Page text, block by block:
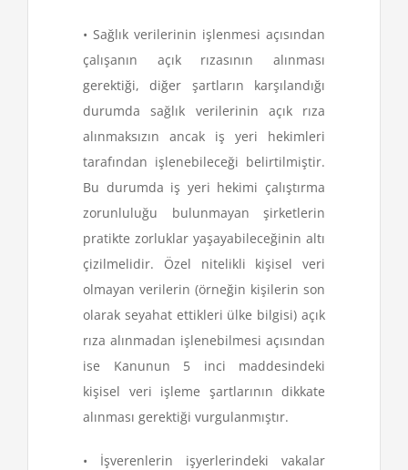
• Sağlık verilerinin işlenmesi açısından
çalışanın açık rızasının alınması
gerektiği, diğer şartların karşılandığı
durumda sağlık verilerinin açık rıza
alınmaksızın ancak iş yeri hekimleri
tarafından işlenebileceği belirtilmiştir.
Bu durumda iş yeri hekimi çalıştırma
zorunluluğu bulunmayan şirketlerin
pratikte zorluklar yaşayabileceğinin altı
çizilmelidir. Özel nitelikli kişisel veri
olmayan verilerin (örneğin kişilerin son
olarak seyahat ettikleri ülke bilgisi) açık
rıza alınmadan işlenebilmesi açısından
ise Kanunun 5 inci maddesindeki
kişisel veri işleme şartlarının dikkate
alınması gerektiği vurgulanmıştır.
• İşverenlerin işyerlerindeki vakalar